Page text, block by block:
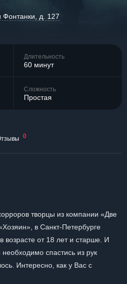
Фонтанки, д. 127
Длительность
60 минут
Сложность
Простая
0
творцы из компании «Две
в Санкт-Петербурге
от 18 лет и старше. И
спастись из рук
Интересно, как у Вас с